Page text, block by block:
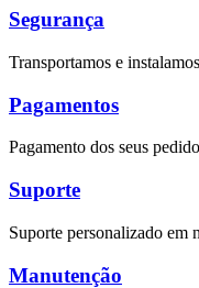
Segurança
Transportamos e
Pagamentos
Pagamento dos seus
Suporte
Suporte personalizado em
Manutenção